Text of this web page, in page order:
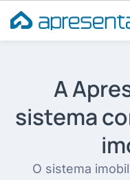
para
o
A
sistema
O sistema